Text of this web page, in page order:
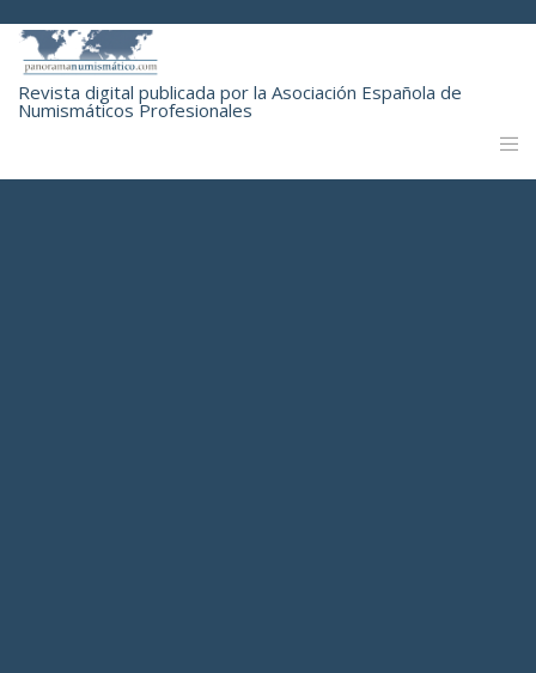
Revista digital publicada por la Asociación Española de
Numismáticos Profesionales